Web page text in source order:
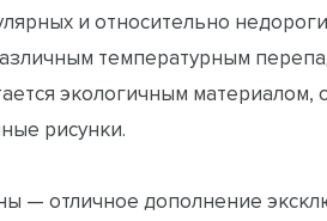
и относительно
температурным
экологичным
рисунки.
— отличное дополнение